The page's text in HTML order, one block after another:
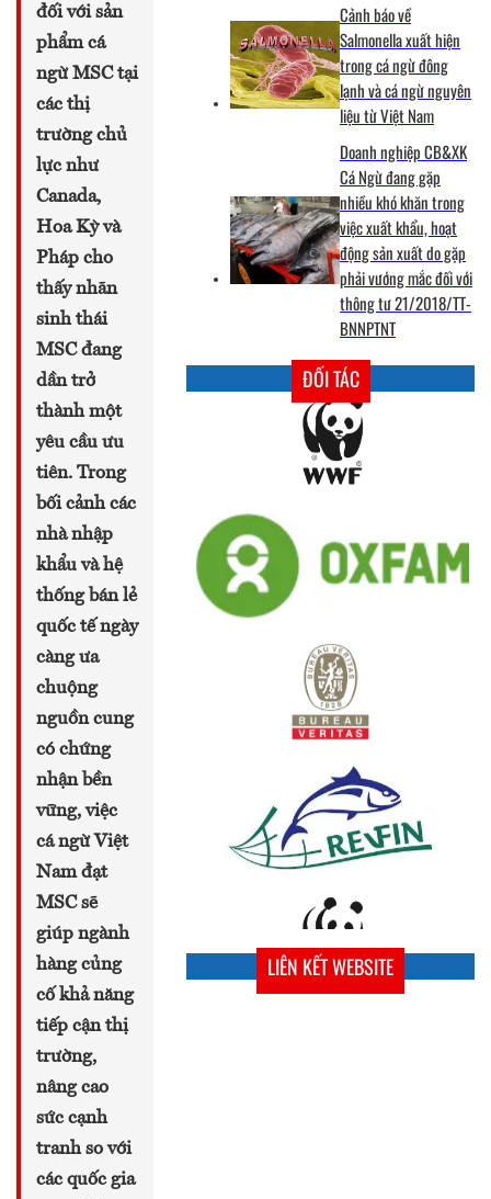
đối với sản
phẩm cá
ngừ MSC tại
các thị
trường chủ
lực như
Canada,
Hoa Kỳ và
Pháp cho
thấy nhãn
sinh thái
MSC đang
dần trở
thành một
yêu cầu ưu
tiên. Trong
bối cảnh các
nhà nhập
khẩu và hệ
thống bán lẻ
quốc tế ngày
càng ưa
chuộng
nguồn cung
có chứng
nhận bền
vững, việc
cá ngừ Việt
Nam đạt
MSC sẽ
giúp ngành
hàng củng
cố khả năng
tiếp cận thị
trường,
nâng cao
sức cạnh
tranh so với
các quốc gia
Cảnh báo về
Salmonella xuất hiện
trong cá ngừ đông
lạnh và cá ngừ nguyên
liệu từ Việt Nam
Doanh nghiệp CB&XK
Cá Ngừ đang gặp
nhiều khó khăn trong
việc xuất khẩu, hoạt
động sản xuất do gặp
phải vướng mắc đối với
thông tư 21/2018/TT-
BNNPTNT
ĐỐI TÁC
LIÊN KẾT WEBSITE